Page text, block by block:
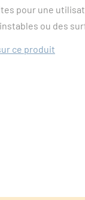
pour une
ou des
ce produit